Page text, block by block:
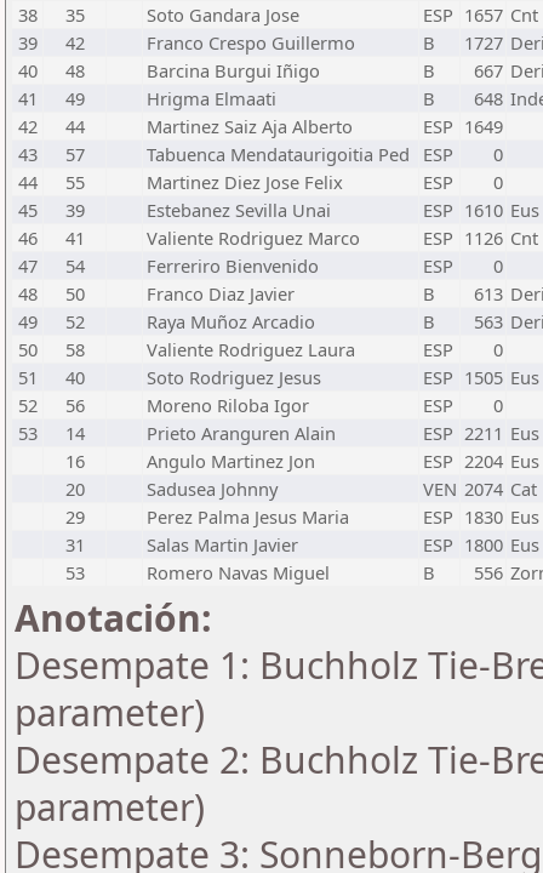
38
35 Soto Gandara Jose ESP 1657 Cnt
39
42 Franco Crespo Guillermo B 1727
40
48 Barcina Burgui Iñigo B 667
41
49 Hrigma Elmaati B 648
42
44 Martinez Saiz Aja Alberto ESP 1649
43
57 Tabuenca Mendataurigoitia Ped ESP
0
44
55 Martinez Diez Jose Felix ESP
0
45
39 Estebanez Sevilla Unai ESP 1610 Eus
46
41 Valiente Rodriguez Marco ESP 1126 Cnt
47
54 Ferreriro Bienvenido ESP
0
48
50 Franco Diaz Javier B 613
49
52 Raya Muñoz Arcadio B 563
50
58 Valiente Rodriguez Laura ESP
0
51
40 Soto Rodriguez Jesus ESP 1505 Eus
52
56 Moreno Riloba Igor ESP
0
53
14 Prieto Aranguren Alain ESP 2211 Eus
16
Angulo Martinez Jon ESP 2204 Eus
20
Sadusea Johnny VEN 2074 Cat
29
Perez Palma Jesus Maria ESP 1830 Eus
31
Salas Martin Javier ESP 1800 Eus
53
Romero Navas Miguel B 556
Anotación:
Desempate 1: Buchholz Tie-
parameter)
Desempate 2: Buchholz Tie-
parameter)
Desempate 3: Sonneborn-